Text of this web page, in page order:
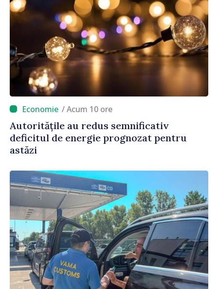
/ Acum 10 ore
Autoritățile au redus semnificativ
deficitul de energie prognozat pentru
astăzi